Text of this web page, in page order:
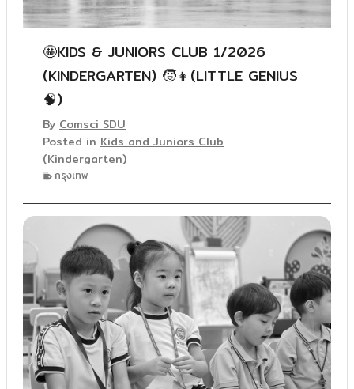
🤩KIDS & JUNIORS CLUB 1/2026
(KINDERGARTEN) 🧒👧(LITTLE GENIUS
🧠)
By Comsci SDU
Posted in Kids and Juniors Club
(Kindergarten)
กรุงเทพ